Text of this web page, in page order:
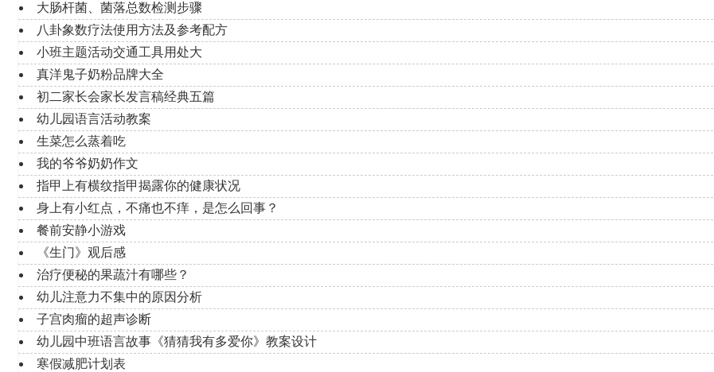
大肠杆菌、菌落总数检测步骤
八卦象数疗法使用方法及参考配方
小班主题活动交通工具用处大
真洋鬼子奶粉品牌大全
初二家长会家长发言稿经典五篇
幼儿园语言活动教案
生菜怎么蒸着吃
我的爷爷奶奶作文
指甲上有横纹指甲揭露你的健康状况
身上有小红点，不痛也不痒，是怎么回事？
餐前安静小游戏
《生门》观后感
治疗便秘的果蔬汁有哪些？
幼儿注意力不集中的原因分析
子宫肉瘤的超声诊断
幼儿园中班语言故事《猜猜我有多爱你》教案设计
寒假减肥计划表